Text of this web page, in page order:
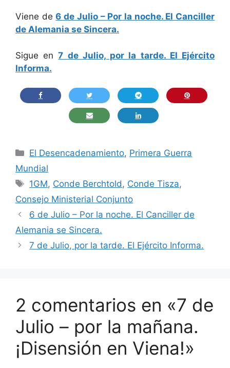
Viene de6 de Julio – Por la noche. El Canciller
de Alemania se Sincera.
Sigue en7 de Julio, por la tarde. El Ejército
Informa.
Categorías
El Desencadenamiento, Primera Guerra
Mundial
Etiquetas
1GM, Conde Berchtold, Conde Tisza,
Consejo Ministerial Conjunto
6 de Julio – Por la noche. El Canciller de
Alemania se Sincera.
7 de Julio, por la tarde. El Ejército Informa.
2 comentarios en «7 de
Julio – por la mañana.
¡Disensión en Viena!»